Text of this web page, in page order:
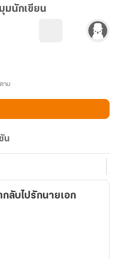
มุมนักเขียน
าม
น
ลับไปรักนายเอก